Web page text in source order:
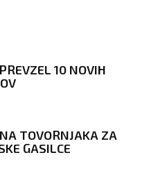
10 NOVIH
TOVORNJAKA ZA
GASILCE